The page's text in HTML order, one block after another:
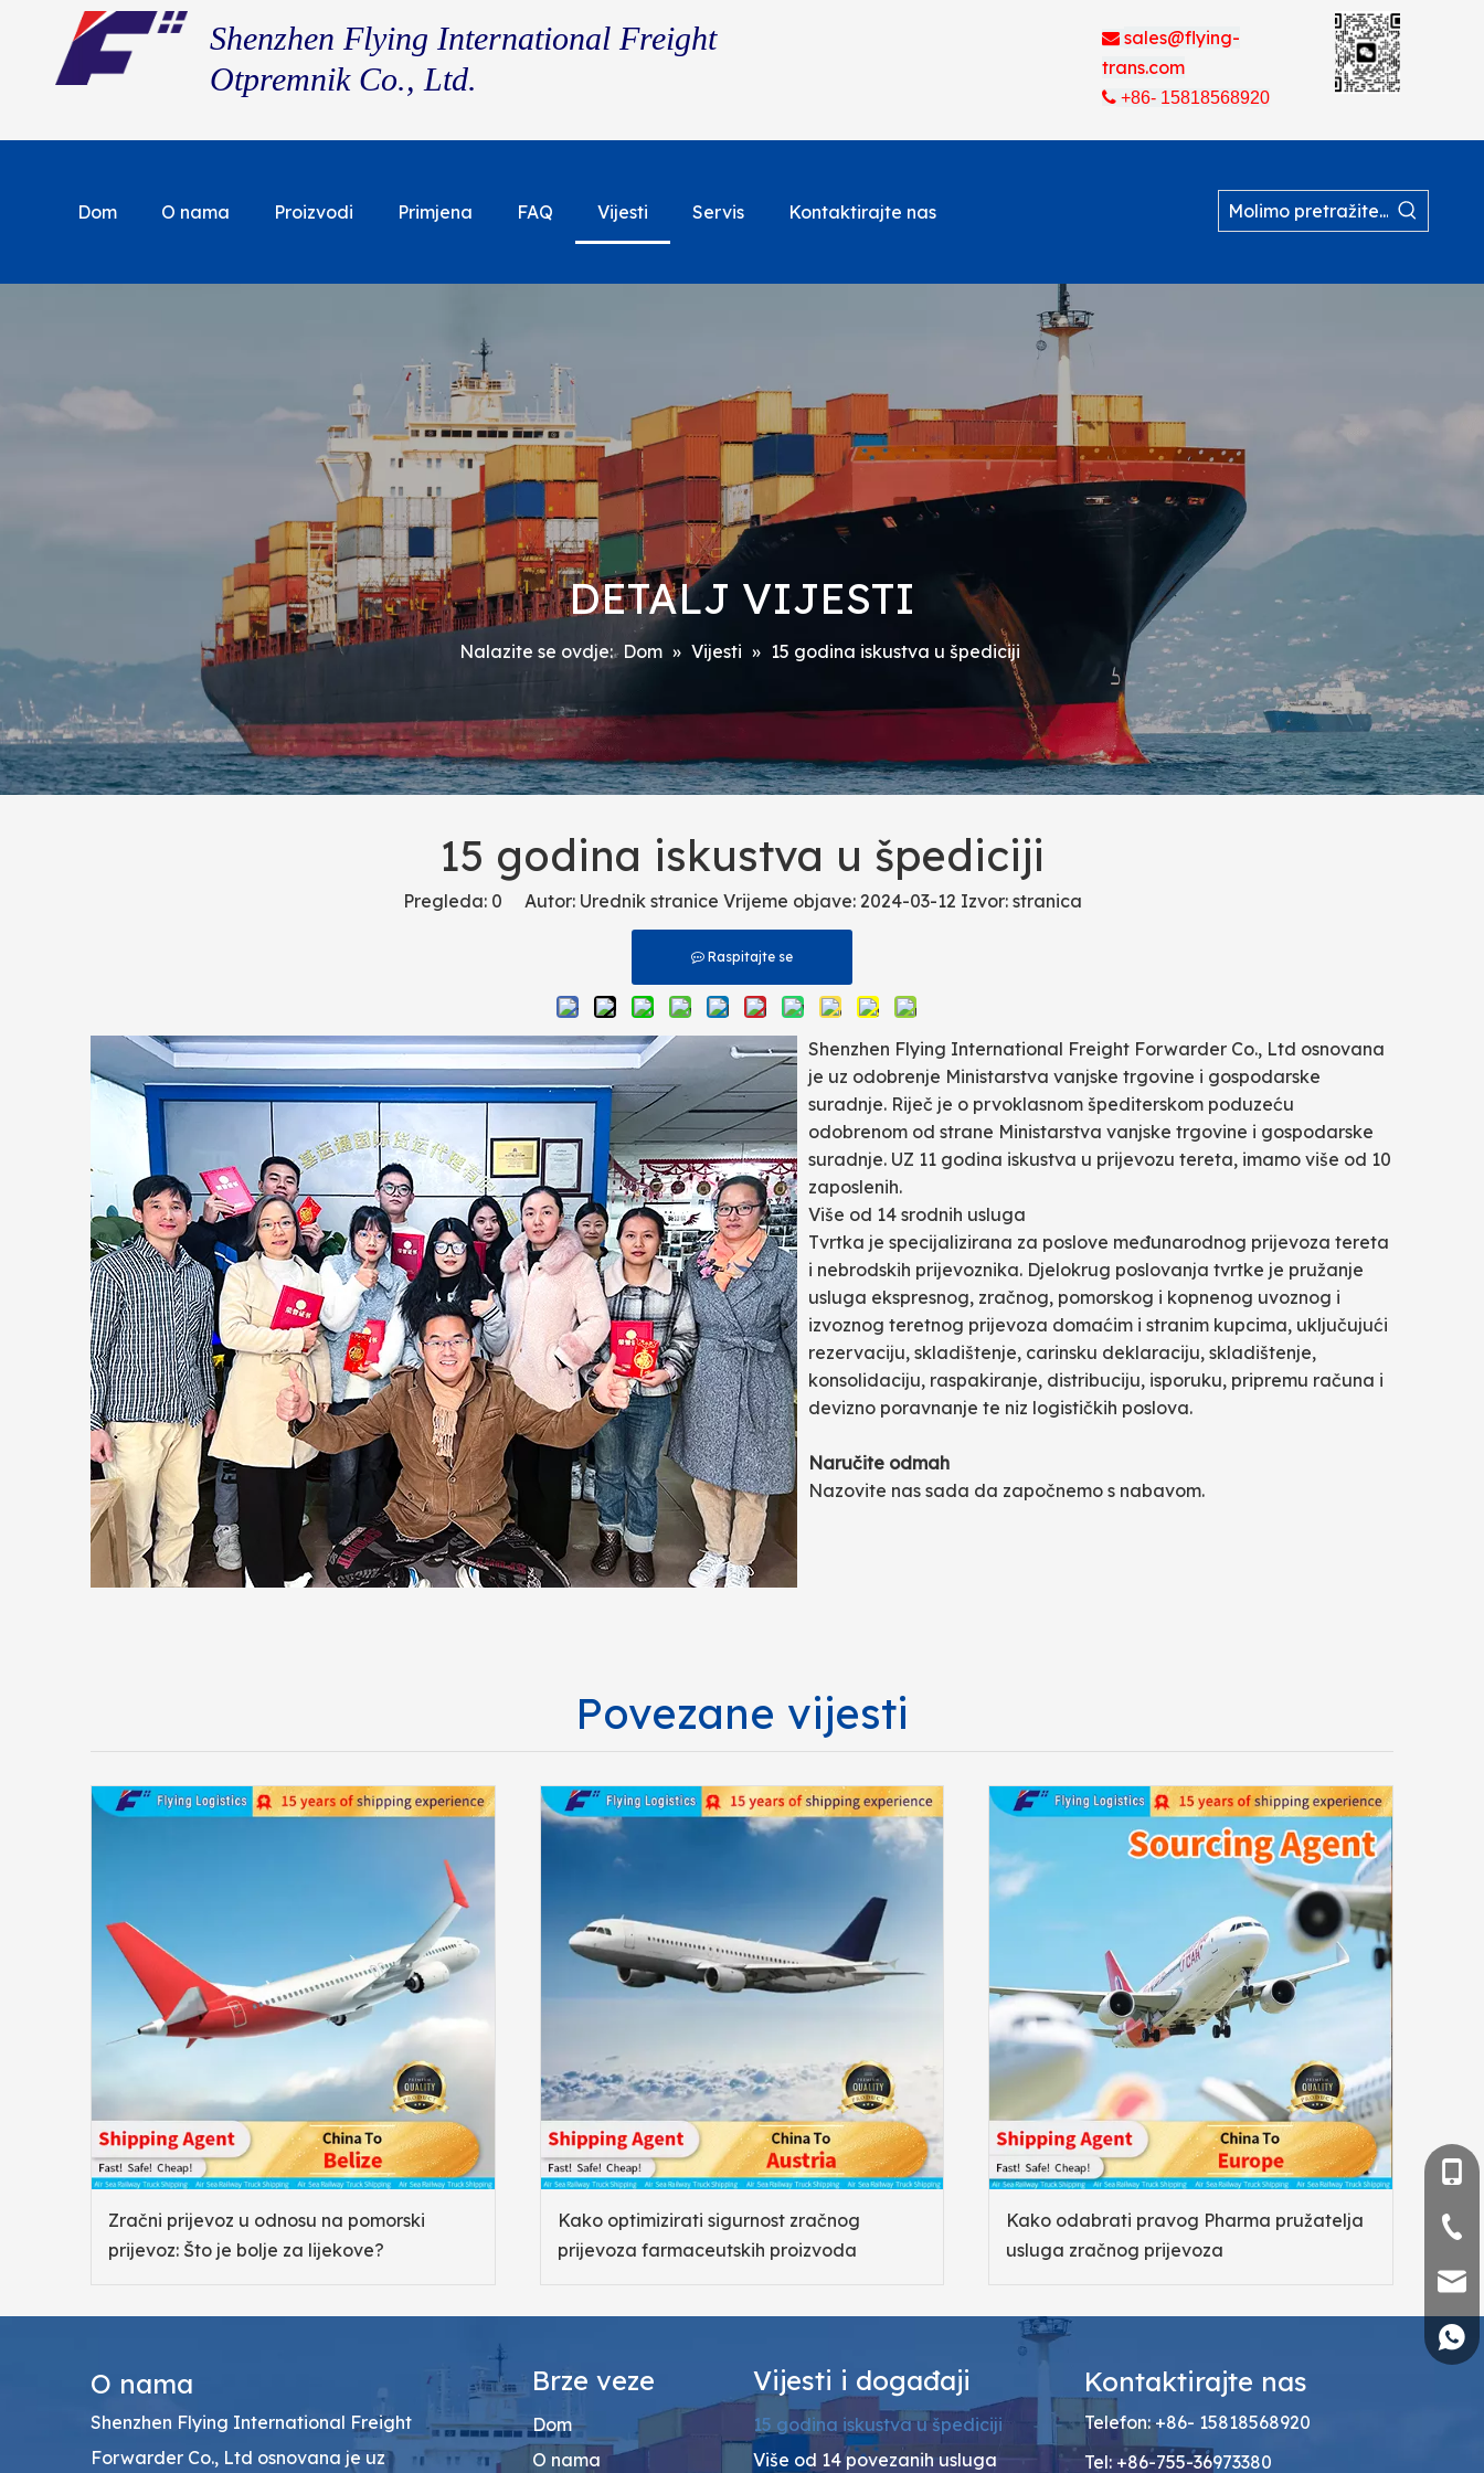
Shenzhen Flying International Freight
Otpremnik Co., Ltd.
 sales@flying-
trans.com
+86- 15818568920
Dom O nama Proizvodi Primjena FAQ Vijesti Servis Kontaktirajte nas
DETALJ VIJESTI
Nalazite se ovdje: Dom » Vijesti » 15 godina iskustva u špediciji
15 godina iskustva u špediciji
Pregleda: 0 Autor: Urednik stranice Vrijeme objave: 2024-03-12 Izvor: stranica
Raspitajte se
Shenzhen Flying International Freight Forwarder Co., Ltd osnovana
je uz odobrenje Ministarstva vanjske trgovine i gospodarske
suradnje. Riječ je o prvoklasnom špediterskom poduzeću
odobrenom od strane Ministarstva vanjske trgovine i gospodarske
suradnje. UZ 11 godina iskustva u prijevozu tereta, imamo više od 10
zaposlenih.
Više od 14 srodnih usluga
Tvrtka je specijalizirana za poslove međunarodnog prijevoza tereta
i nebrodskih prijevoznika. Djelokrug poslovanja tvrtke je pružanje
usluga ekspresnog, zračnog, pomorskog i kopnenog uvoznog i
izvoznog teretnog prijevoza domaćim i stranim kupcima, uključujući
rezervaciju, skladištenje, carinsku deklaraciju, skladištenje,
konsolidaciju, raspakiranje, distribuciju, isporuku, pripremu računa i
devizno poravnanje te niz logističkih poslova.
Naručite odmah
Nazovite nas sada da započnemo s nabavom.
Povezane vijesti
Zračni prijevoz u odnosu na pomorski
prijevoz: Što je bolje za lijekove?
Kako optimizirati sigurnost zračnog
prijevoza farmaceutskih proizvoda
Kako odabrati pravog Pharma pružatelja
usluga zračnog prijevoza
O nama
Shenzhen Flying International Freight
Forwarder Co., Ltd osnovana je uz
Brze veze
Dom
O nama
Vijesti i događaji
15 godina iskustva u špediciji
Više od 14 povezanih usluga
Kontaktirajte nas
Telefon: +86- 15818568920
Tel: +86-755-36973380
+86-
+86